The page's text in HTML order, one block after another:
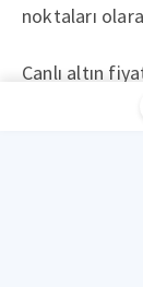
noktaları
Canlı altın